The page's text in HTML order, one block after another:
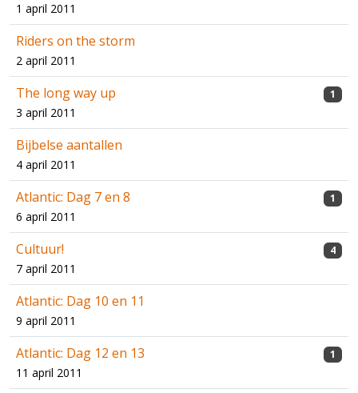
1 april 2011
Riders on the storm
2 april 2011
The long way up
3 april 2011
1
Bijbelse aantallen
4 april 2011
Atlantic: Dag 7 en 8
6 april 2011
1
Cultuur!
7 april 2011
4
Atlantic: Dag 10 en 11
9 april 2011
Atlantic: Dag 12 en 13
11 april 2011
1